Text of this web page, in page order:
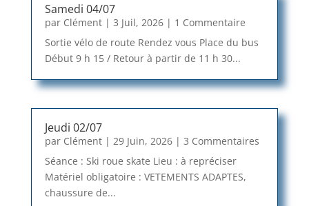
Samedi 04/07
par Clément| 3 Juil, 2026| 1 Commentaire
Sortie vélo de route Rendez vous Place du bus
Début 9 h 15 / Retour à partir de 11 h 30...
Jeudi 02/07
par Clément| 29 Juin, 2026| 3 Commentaires
Séance : Ski roue skate Lieu : à repréciser
Matériel obligatoire : VETEMENTS ADAPTES,
chaussure de...